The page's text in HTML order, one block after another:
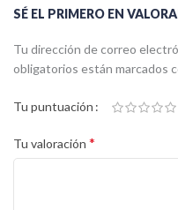
SÉ EL PRIMERO EN
Tu dirección de correo
obligatorios están marcados
Tu puntuación
Tu valoración *